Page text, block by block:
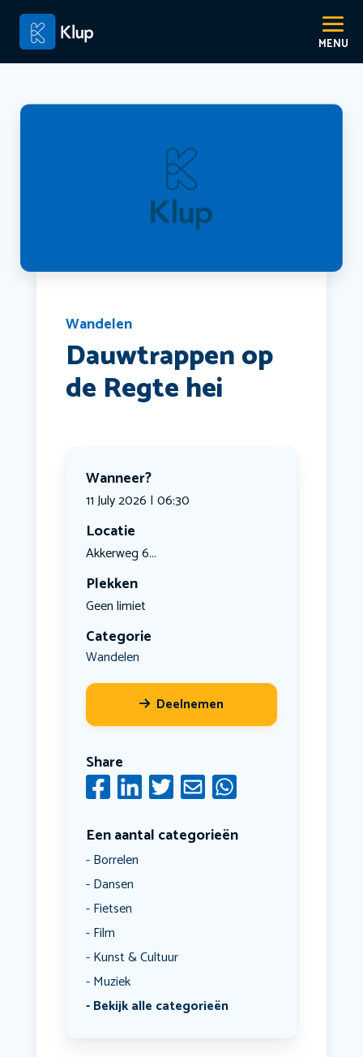
Wandelen
Dauwtrappen op
de Regte hei
Wanneer?
11 July 2026 | 06:30
Locatie
Akkerweg 6...
Plekken
Geen limiet
Categorie
Wandelen
Deelnemen
Share
Een aantal categorieën
Borrelen
Dansen
Fietsen
Film
Kunst & Cultuur
Muziek
Bekijk alle categorieën